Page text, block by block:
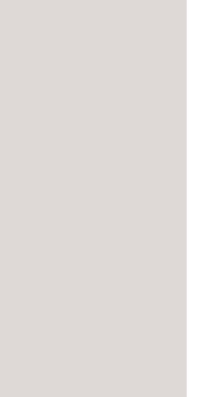
Zimmer
Auszeit in der Stadt
Balkon bietet einen
natürliches Licht und